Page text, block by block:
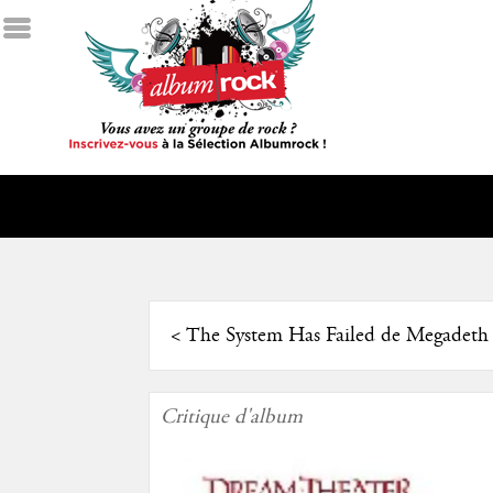
< The System Has Failed de Megadeth
Critique d'album